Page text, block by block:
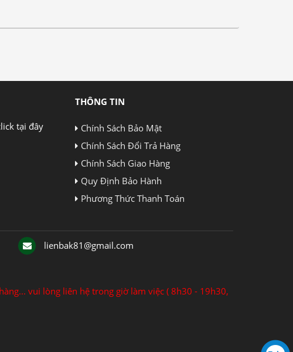
tại đây
THÔNG TIN
Chính Sách Bảo Mật
Chính Sách Đổi Trả Hàng
Chính Sách Giao Hàng
Quy Định Bảo Hành
Phương Thức Thanh Toán
lienbak81@gmail.com
vui lòng liên hệ trong giờ làm việc ( 8h30 - 19h30,